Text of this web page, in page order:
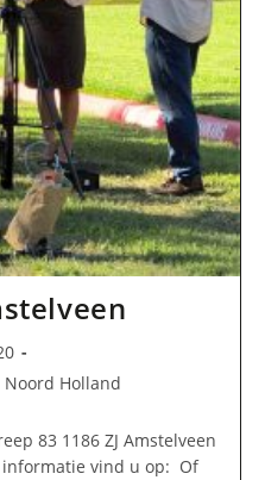
Noord Holland
83 1186 ZJ Amstelveen
informatie vind u op: Of